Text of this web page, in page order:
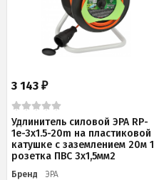
3 143 ₽
Удлинитель силовой ЭРА RP-
1e-3x1.5-20m на пластиковой
катушке c заземлением 20м 1
розетка ПВС 3х1,5мм2
Бренд
ЭРА